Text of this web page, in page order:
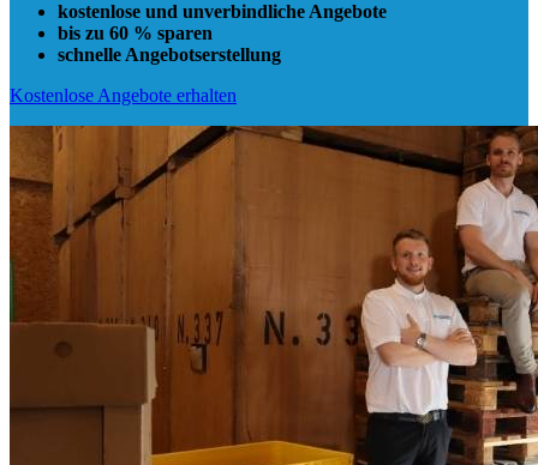
kostenlose und unverbindliche Angebote
bis zu 60 % sparen
schnelle Angebotserstellung
Kostenlose Angebote erhalten